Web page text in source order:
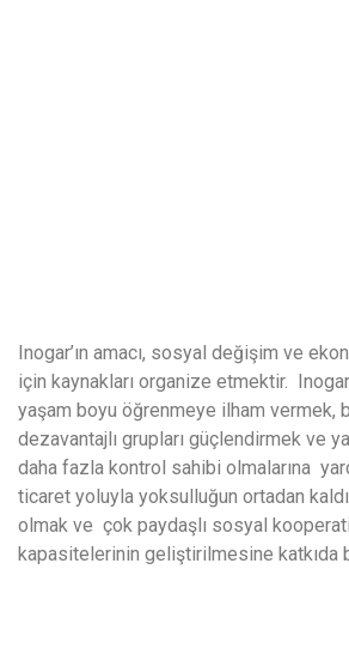
Inogar’ın amacı, sosyal değişim ve
için kaynakları organize etmektir.
yaşam boyu öğrenmeye ilham vermek,
dezavantajlı grupları güçlendirmek ve
daha fazla kontrol sahibi olmalarına
ticaret yoluyla yoksulluğun ortadan
olmak ve çok paydaşlı sosyal
kapasitelerinin geliştirilmesine katkıda